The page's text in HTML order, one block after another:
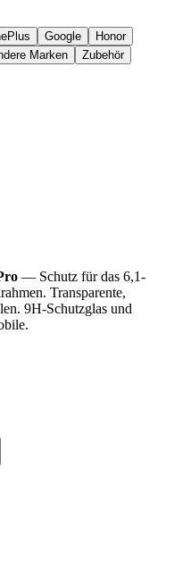
Google
Honor
Marken
Zubehör
— Schutz für das 6,1-
Transparente,
9H-Schutzglas und